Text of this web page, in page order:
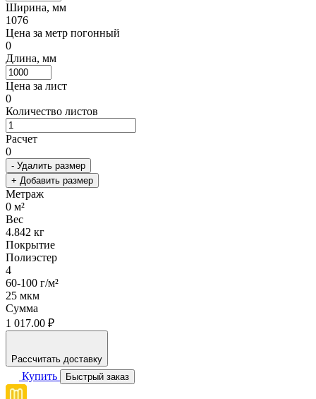
Ширина, мм
1076
Цена за метр погонный
0
Длина, мм
Цена за лист
0
Количество листов
Расчет
0
- Удалить размер
+ Добавить размер
Метраж
0 м²
Вес
4.842 кг
Покрытие
Полиэстер
4
60-100 г/м²
25 мкм
Сумма
1 017.00 ₽
Рассчитать доставку
Купить Быстрый заказ